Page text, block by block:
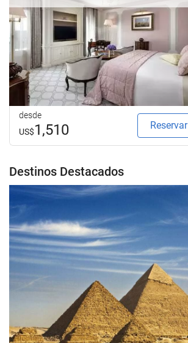
desde
US$1,510 Reservar
Destinos Destacados